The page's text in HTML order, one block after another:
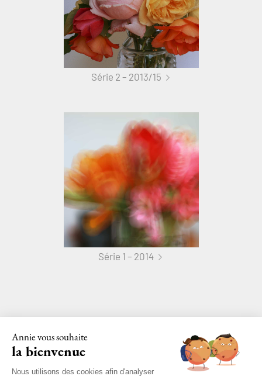
Série 2 – 2013/15
Série 1 – 2014
Annie vous souhaite
la bienvenue
Nous utilisons des cookies afin d'analyser